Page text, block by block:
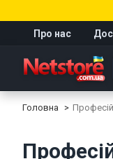
Про нас
Головна